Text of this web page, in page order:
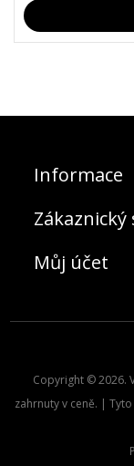
Informace
Zákaznický
Můj účet
Copyright © 2026.
zahrnuty v ceně. |